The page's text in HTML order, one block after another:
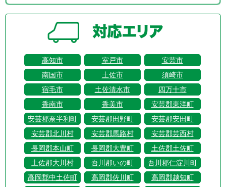
高知市 室戸市
安芸市
南国市
土佐市
須崎市
宿毛市
土佐清水市
四万十市
香南市
香美市
安芸郡東洋町
安芸郡奈半利町
安芸郡田野町
安芸郡安田町
安芸郡北川村
安芸郡馬路村
安芸郡芸西村
長岡郡本山町
長岡郡大豊町
土佐郡土佐町
土佐郡大川村
吾川郡いの町
吾川郡仁淀川町
高岡郡中土佐町
高岡郡佐川町
高岡郡越知町